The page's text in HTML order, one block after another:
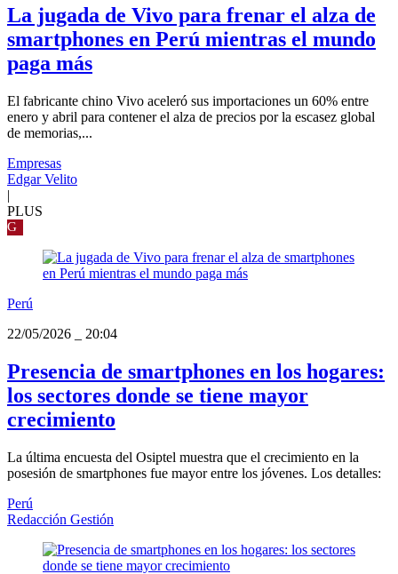
La jugada de Vivo para frenar el alza de
smartphones en Perú mientras el mundo
paga más
El fabricante chino Vivo aceleró sus importaciones un 60% entre
enero y abril para contener el alza de precios por la escasez global
de memorias,...
Empresas
Edgar Velito
|
PLUS
G
Perú
22/05/2026
20:04
Presencia de smartphones en los hogares:
los sectores donde se tiene mayor
crecimiento
La última encuesta del Osiptel muestra que el crecimiento en la
posesión de smartphones fue mayor entre los jóvenes. Los detalles:
Perú
Redacción Gestión